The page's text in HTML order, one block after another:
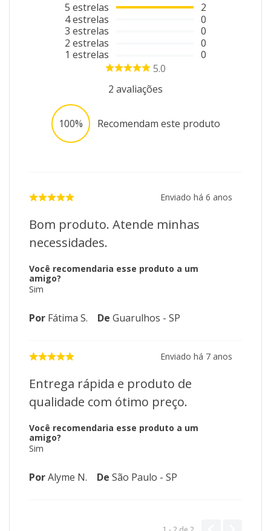
5 estrelas
4estrelas
3 estrelas
2 estrelas
1 estrelas
2
0
0
0
0
5.0
2 avaliações
100% Recomendam este produto
Enviado há 6 anos
Bom produto. Atende minhas
necessidades.
Você recomendaria esse produto a um
amigo?
Sim
Por Fátima S. De Guarulhos - SP
Enviado há 7 anos
Entrega rápida e produto de
qualidade com ótimo preço.
Você recomendaria esse produto a um
amigo?
Sim
PorAlyme N. De São Paulo - SP